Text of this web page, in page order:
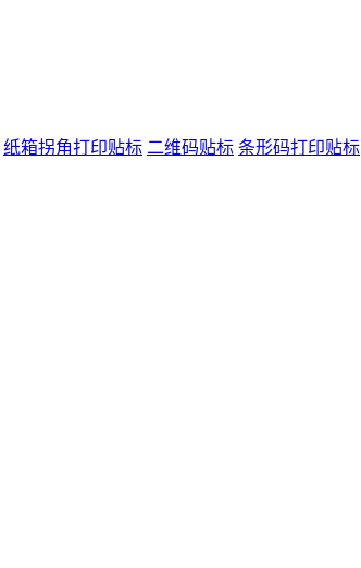
纸箱拐角打印贴标 二维码贴标 条形码打印贴标